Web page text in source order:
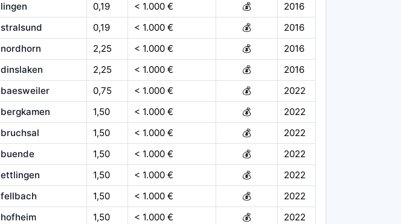
lingen 0,19 < 1.000 € 💰
2016
stralsund 0,19 < 1.000 € 💰
2016
nordhorn 2,25 < 1.000 € 💰
2016
dinslaken 2,25 < 1.000 € 💰
2016
baesweiler 0,75 < 1.000 € 💰
2022
bergkamen 1,50 < 1.000 € 💰
2022
bruchsal 1,50 < 1.000 € 💰
2022
buende 1,50 < 1.000 € 💰
2022
ettlingen 1,50 < 1.000 € 💰
2022
fellbach 1,50 < 1.000 € 💰
2022
hofheim 1,50 < 1.000 € 💰
2022